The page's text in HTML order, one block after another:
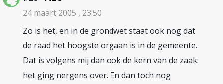
24 maart 2005 , 23:50
Zo is het, en in de grondwet staat ook nog dat
de raad het hoogste orgaan is in de gemeente.
Dat is volgens mij dan ook de kern van de zaak:
het ging nergens over. En dan toch nog